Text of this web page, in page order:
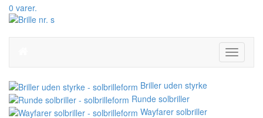
0 varer.
Toggle
Briller uden styrke
Runde solbriller
Wayfarer solbriller